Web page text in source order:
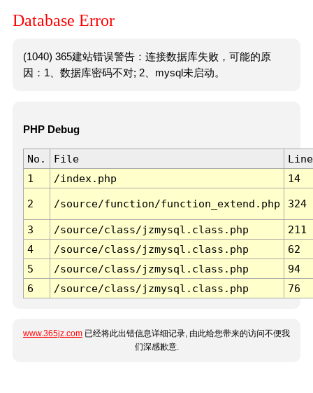
Database Error
(1040) 365建站错误警告：连接数据库失败，可能的原
因：1、数据库密码不对; 2、mysql未启动。
PHP Debug
No. File
Line
1
/index.php 14
2 /source/function/function_extend.php 324
3 /source/class/jzmysql.class.php
211
4
/source/class/jzmysql.class.php
62
5
/source/class/jzmysql.class.php
94
6
/source/class/jzmysql.class.php 76
www.365jz.com 已经将此出错信息详细记录, 由此给您带来的访问不便我
们深感歉意.